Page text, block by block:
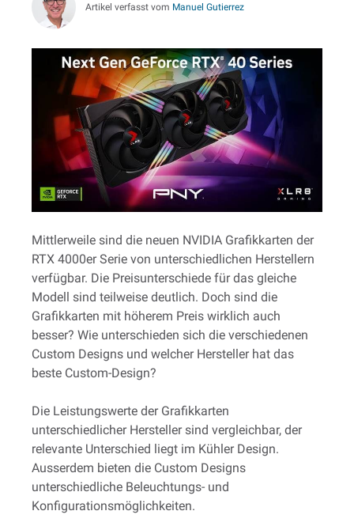
Artikel verfasst vom Manuel Gutierrez
Mittlerweile sind die neuen NVIDIA Grafikkarten der
RTX 4000er Serie von unterschiedlichen Herstellern
verfügbar. Die Preisunterschiede für das gleiche
Modell sind teilweise deutlich. Doch sind die
Grafikkarten mit höherem Preis wirklich auch
besser? Wie unterschieden sich die verschiedenen
Custom Designs und welcher Hersteller hat das
beste Custom-Design?
Die Leistungswerte der Grafikkarten
unterschiedlicher Hersteller sind vergleichbar, der
relevante Unterschied liegt im Kühler Design.
Ausserdem bieten die Custom Designs
unterschiedliche Beleuchtungs- und
Konfigurationsmöglichkeiten.